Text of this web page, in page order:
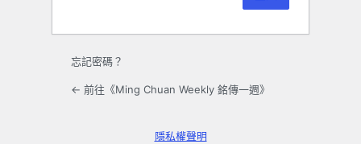
忘記密碼？
← 前往《Ming Chuan Weekly 銘傳一週》
隱私權聲明